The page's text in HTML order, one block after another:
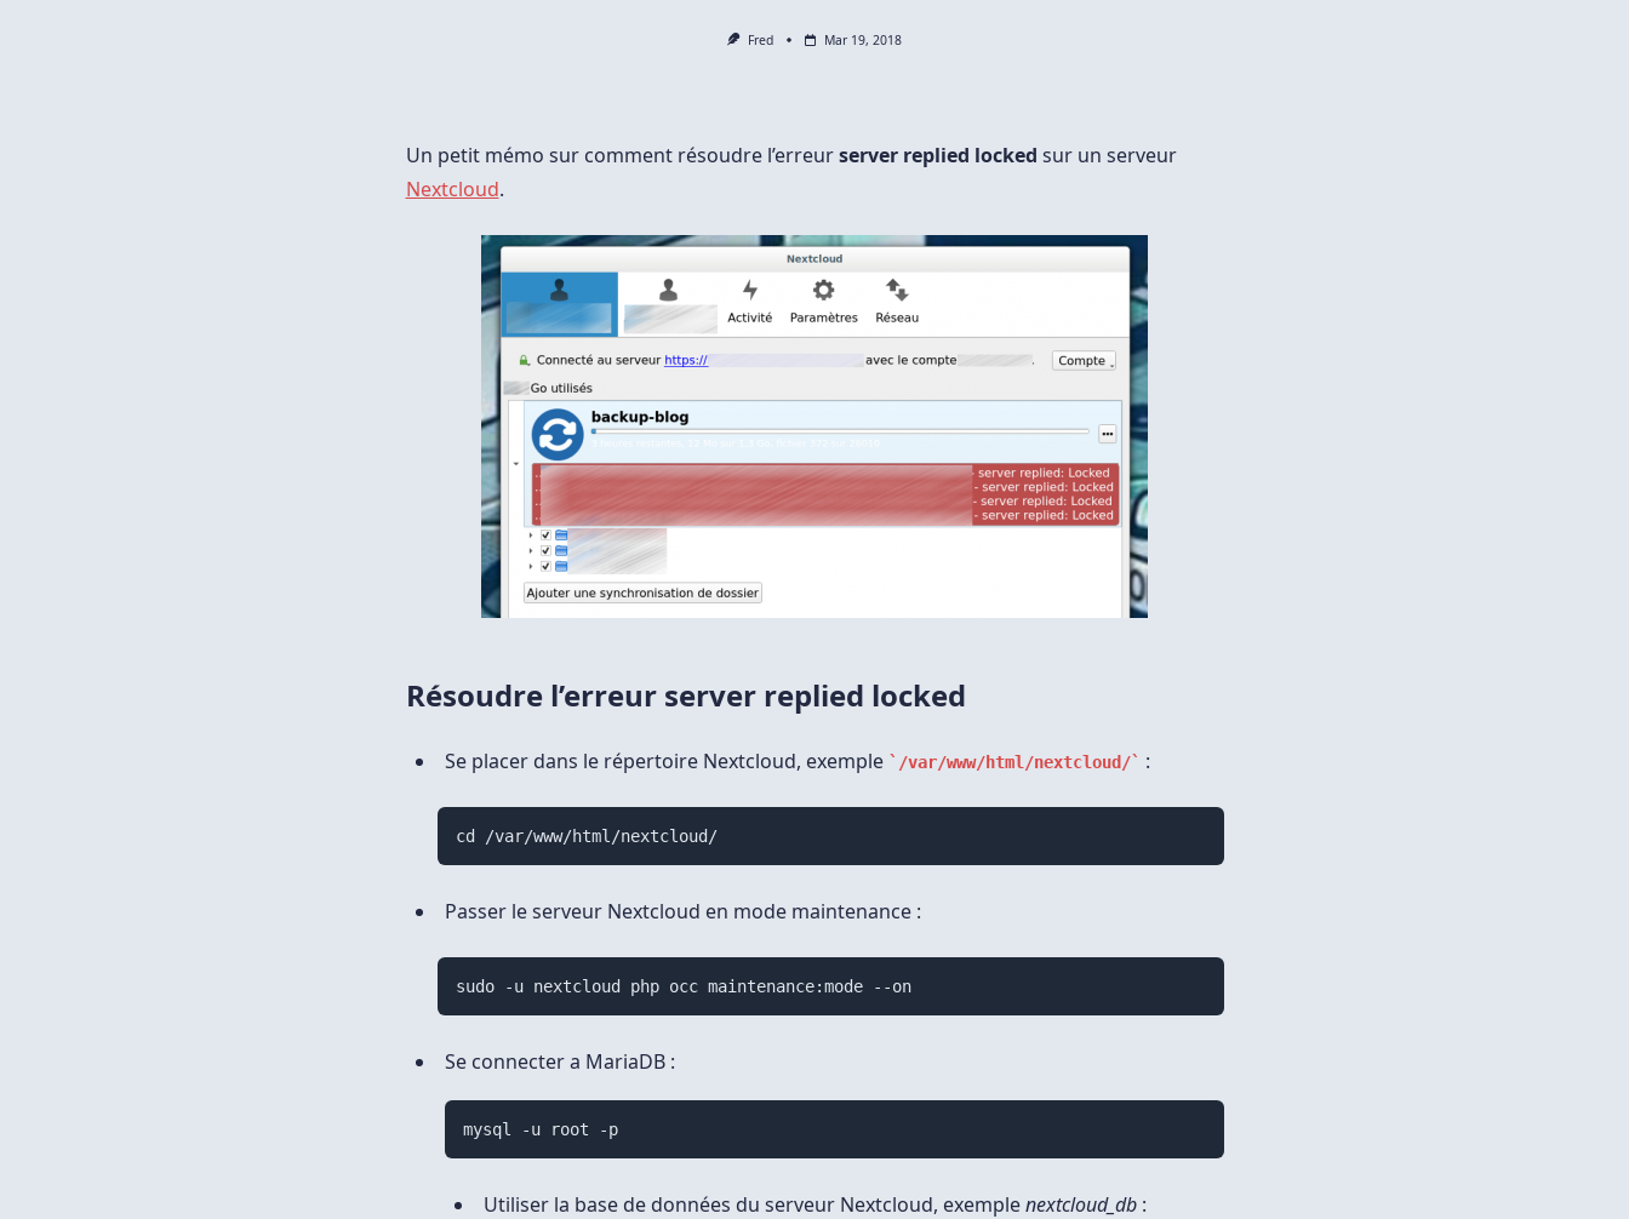
Fred Mar 19, 2018
Un petit mémo sur comment résoudre l’erreurserver replied locked sur un serveur
Nextcloud.
Résoudre l’erreur server replied locked
Se placer dans le répertoire Nextcloud, exemple /var/www/html/nextcloud/ :
cd /var/www/html/nextcloud/
Passer le serveur Nextcloud en mode maintenance :
sudo -u nextcloud php occ maintenance:mode --on
Se connecter a MariaDB :
mysql -u root -p
Utiliser la base de données du serveur Nextcloud, exemplenextcloud_db: